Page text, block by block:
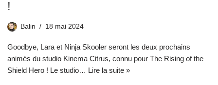
!
Balin 18 mai 2024
Goodbye, Lara et Ninja Skooler seront les deux prochains
animés du studio Kinema Citrus, connu pour The Rising of the
Shield Hero ! Le studio… Lire la suite »